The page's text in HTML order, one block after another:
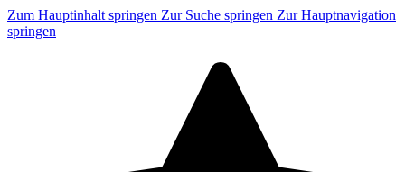
Zum Hauptinhalt springen Zur Suche springen Zur Hauptnavigation
springen